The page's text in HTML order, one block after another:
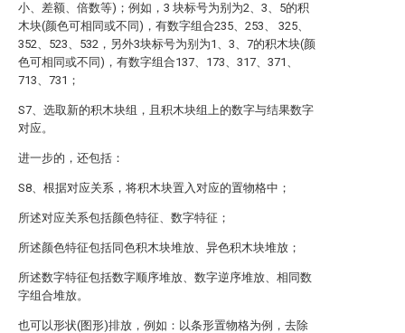
小、差额、倍数等)；例如，3 块标号为别为2、3、5的积
木块(颜色可相同或不同)，有数字组合235、253、 325、
352、523、532，另外3块标号为别为1、3、7的积木块(颜
色可相同或不同)，有数字组合137、173、317、371、
713、731；
S7、选取新的积木块组，且积木块组上的数字与结果数字
对应。
进一步的，还包括：
S8、根据对应关系，将积木块置入对应的置物格中；
所述对应关系包括颜色特征、数字特征；
所述颜色特征包括同色积木块堆放、异色积木块堆放；
所述数字特征包括数字顺序堆放、数字逆序堆放、相同数
字组合堆放。
也可以形状(图形)排放，例如：以条形置物格为例，去除